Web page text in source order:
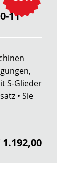
11
S-Glieder
• Sie
1.192,00